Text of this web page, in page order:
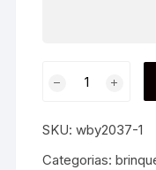
SKU:wby2037-1
Categorias: